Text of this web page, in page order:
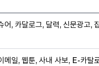
, 카달로그, 달력, 신문광고,
일, 웹툰, 사내 사보, E-카탈